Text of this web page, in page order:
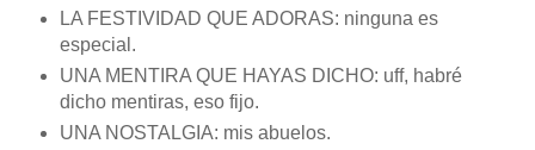
LA FESTIVIDAD QUE ADORAS: ninguna es
especial.
UNA MENTIRA QUE HAYAS DICHO: uff, habré
dicho mentiras, eso fijo.
UNA NOSTALGIA: mis abuelos.